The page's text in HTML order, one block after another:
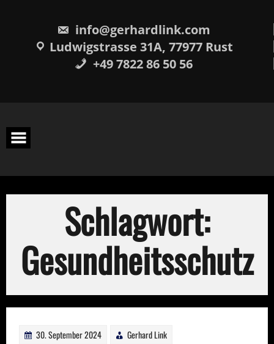
info@gerhardlink.com
Ludwigstrasse 31A, 77977 Rust
+49 7822 86 50 56
Schlagwort:
Gesundheitsschutz
30. September 2024 Gerhard Link